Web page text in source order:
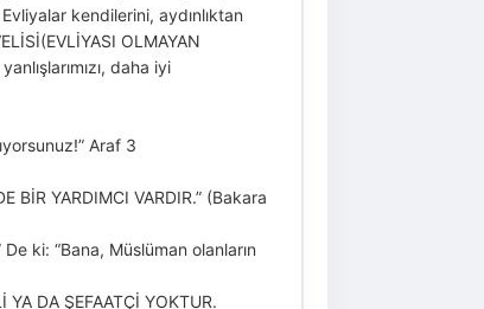
kendilerini, aydınlıktan
OLMAYAN
daha iyi
Araf 3
BİR YARDIMCI VARDIR.” (Bakara
ki: “Bana, Müslüman olanların
DA ŞEFAATÇİ YOKTUR.